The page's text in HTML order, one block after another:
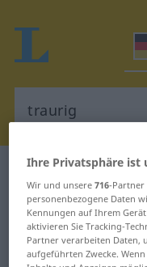
Deutsch-
Deutsch-
für "traurig"
Ihre Privatsphäre ist
Wir und unsere716-Partner
personenbezogene Daten
Kennungen auf Ihrem
aktivieren Sie Tracking-
Partner verarbeiten Daten,
aufgeführten Zwecke.